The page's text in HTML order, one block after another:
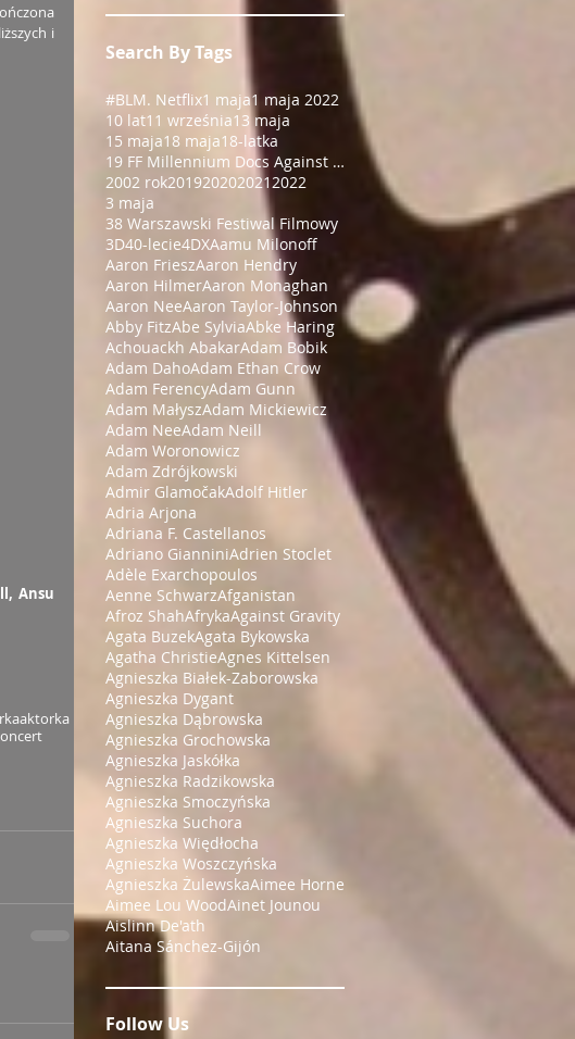
i
Ansu
aktorka
Search By Tags
#BLM. Netflix1 maja1 maja 2022
10 lat11 września13 maja
15 maja18 maja18-latka
19 FF Millennium Docs Against Gravity!
2002 rok201920202021 2022
3 maja
38 Warszawski Festiwal Filmowy
3D40-lecie4DXAamu Milonoff
Aaron FrieszAaron Hendry
Aaron HilmerAaron Monaghan
Aaron NeeAaron Taylor-Johnson
Abby FitzAbe SylviaAbke Haring
Achouackh AbakarAdam Bobik
Adam DahoAdam Ethan Crow
Adam FerencyAdam Gunn
Adam MałyszAdam Mickiewicz
Adam NeeAdam Neill
Adam Woronowicz
Adam Zdrójkowski
Admir GlamočakAdolf Hitler
Adria Arjona
Adriana F. Castellanos
Adriano GianniniAdrien Stoclet
Adèle Exarchopoulos
Aenne SchwarzAfganistan
Afroz ShahAfrykaAgainst Gravity
Agata BuzekAgata Bykowska
Agatha ChristieAgnes Kittelsen
Agnieszka Białek-Zaborowska
Agnieszka Dygant
Agnieszka Dąbrowska
Agnieszka Grochowska
Agnieszka Jaskółka
Agnieszka Radzikowska
Agnieszka Smoczyńska
Agnieszka Suchora
Agnieszka Więdłocha
Agnieszka Woszczyńska
Agnieszka ŻulewskaAimee Horne
Aimee Lou WoodAinet Jounou
Aislinn De'ath
Aitana Sánchez-Gijón
Follow Us